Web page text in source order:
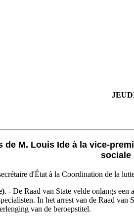
de M. Louis Ide à la vice-
sociale
d'État à la Coordination de la
. - De Raad van State velde onlangs
In het arrest van de Raad
van de beroepstitel.